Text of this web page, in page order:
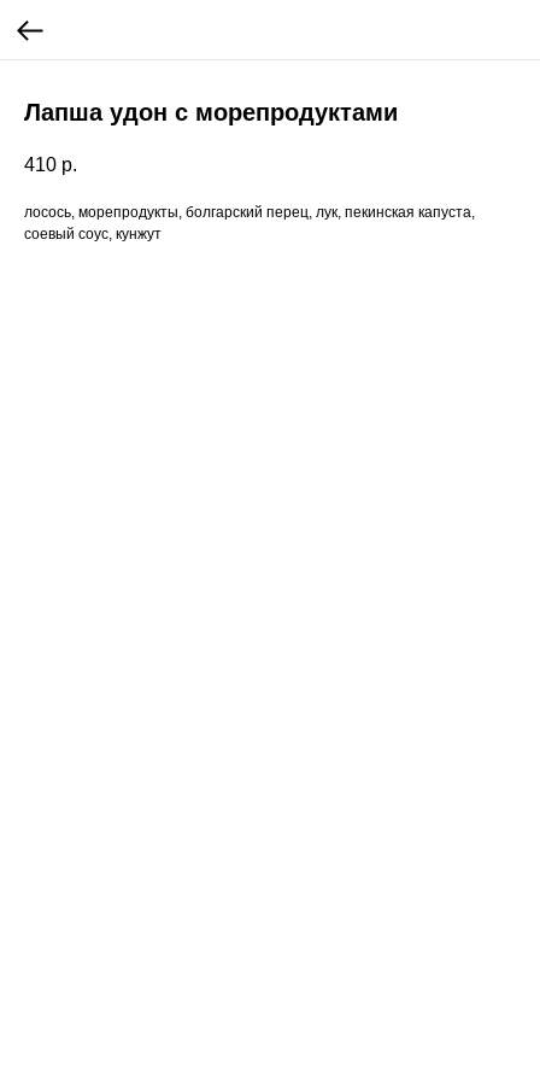
Лапша удон с морепродуктами
410 р.
лосось, морепродукты, болгарский перец, лук, пекинская капуста,
соевый соус, кунжут